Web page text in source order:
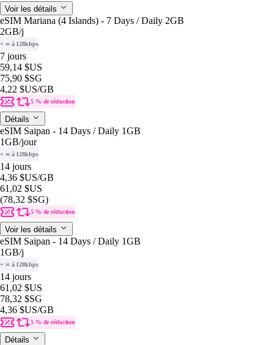
Voir les détails
eSIM Mariana (4 Islands) - 7 Days / Daily 2GB
2GB/j
+ ∞ à 128kbps
7 jours
59,14 $US
75,90 $SG
4,22 $US/GB
5 % de réduction
Détails
eSIM Saipan - 14 Days / Daily 1GB
1GB/jour
+ ∞ à 128kbps
14 jours
4,36 $US/GB
61,02 $US
(78,32 $SG)
5 % de réduction
Voir les détails
eSIM Saipan - 14 Days / Daily 1GB
1GB/j
+ ∞ à 128kbps
14 jours
61,02 $US
78,32 $SG
4,36 $US/GB
5 % de réduction
Détails